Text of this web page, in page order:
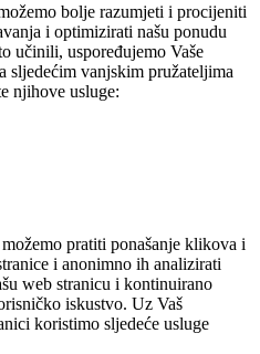
bolje razumjeti i procijeniti
i optimizirati našu ponudu
učinili, uspoređujemo Vaše
sljedećim vanjskim pružateljima
njihove usluge:
pratiti ponašanje klikova i
i anonimno ih analizirati
web stranicu i kontinuirano
iskustvo. Uz Vaš
koristimo sljedeće usluge